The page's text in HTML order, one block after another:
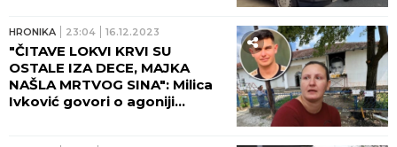
HRONIKA 23:04 16.12.2023
"ČITAVE LOKVI KRVI SU
OSTALE IZA DECE, MAJKA
NAŠLA MRTVOG SINA": Milica
Ivković govori o agoniji